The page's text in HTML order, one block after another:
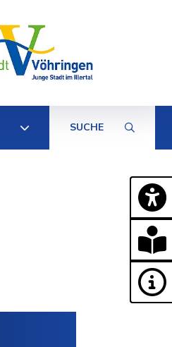
SUCHE